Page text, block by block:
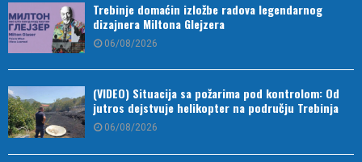
Trebinje domaćin izložbe radova legendarnog
dizajnera Miltona Glejzera
06/08/2026
(VIDEO) Situacija sa požarima pod kontrolom: Od
jutros dejstvuje helikopter na području Trebinja
06/08/2026